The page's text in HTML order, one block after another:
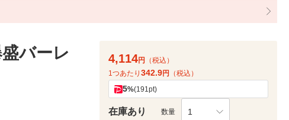
バーレ
4,114円
（税込）
1つあたり 342.9円 （税込）
5%(191pt)
在庫あり 数量 1